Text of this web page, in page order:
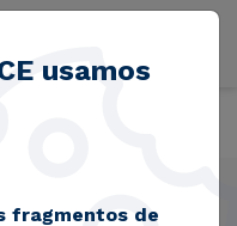
usamos
fragmentos de